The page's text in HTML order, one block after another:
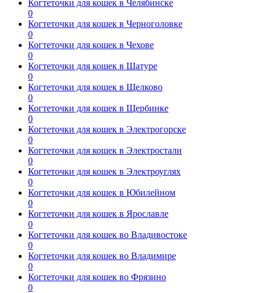
Когтеточки для кошек в Челябинске
0
Когтеточки для кошек в Черноголовке
0
Когтеточки для кошек в Чехове
0
Когтеточки для кошек в Шатуре
0
Когтеточки для кошек в Щелково
0
Когтеточки для кошек в Щербинке
0
Когтеточки для кошек в Электрогорске
0
Когтеточки для кошек в Электростали
0
Когтеточки для кошек в Электроуглях
0
Когтеточки для кошек в Юбилейном
0
Когтеточки для кошек в Ярославле
0
Когтеточки для кошек во Владивостоке
0
Когтеточки для кошек во Владимире
0
Когтеточки для кошек во Фрязино
0